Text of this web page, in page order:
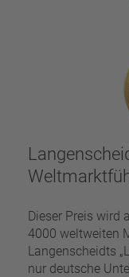
Dieser Preis wird
4000 weltweiten
Langenscheidts
nur deutsche